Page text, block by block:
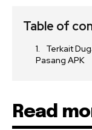
Table of
Terkait
Pasang APK
Read